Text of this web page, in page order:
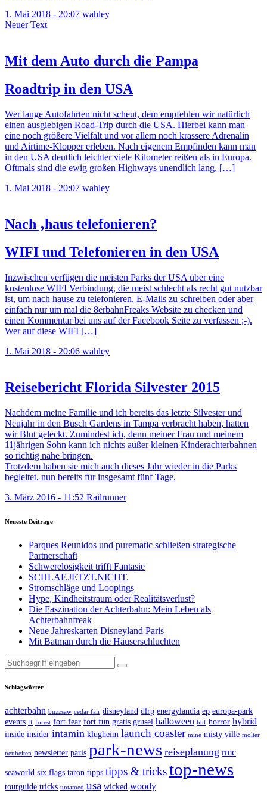
1. Mai 2018 - 20:07 wahley
Neuer Text
Mit dem Auto durch die Pampa
Roadtrip in den USA
Wer lange Autofahrten nicht scheut, dem empfehlen wir natürlich
einen ausgiebigen Road-Trip durch die USA. Hierbei kann man
eine noch größere Vielfalt und vor allem noch krassere Adrenalin
und Airtime-Klopper erleben. Nach eigenem Empfinden kann man
in den USA deutlich leichter viele Kilometer reißen als in Europa.
Oftmals sind die ewig großen Highways unendlich lang. […]
1. Mai 2018 - 20:07 wahley
Nach ‚haus telefonieren?
WIFI und Telefonieren in den USA
Inzwischen verfügen die meisten Parks der USA über eine
kostenlose WIFI Verbindung, die meist schlecht als recht gut nutzbar
ist, um nach hause zu telefonieren, E-Mails zu schreiben oder aber
einfach nur um mal die 8erbahnFreaks Website zu checken und
einen Kommentar bei uns auf der Facebook Seite zu verfassen ;-).
Wer auf diese WIFI […]
1. Mai 2018 - 20:06 wahley
Reisebericht Florida Silvester 2015
Nachdem meine Familie und ich bereits das letzte Silvester und
Neujahr in den Busch Gardens in Tampa verbracht haben, hatten
wir Blut geleckt. Zumindest ich, denn meiner Frau und meinem
11jährigen Sohn kann ich nichts außer kleinen Kinderachterbahnen
so richtig nahe bringen.
Trotzdem haben sie mich auch dieses Jahr wieder in die Parks
begleitet, nun bereits für insgesamt fünf Tage.
3. März 2016 - 11:52 Railrunner
Neueste Beiträge
Parques Reunidos und purematic schließen strategische
Partnerschaft
Schwerelosigkeit trifft Fantasie
SCHLAF.JETZT.NICHT.
Stromschläge und Loopings
Hype, Kindheitstraum oder Realitätsverlust?
Die Faszination der Achterbahn: Mein Leben als
Achterbahnfreak
Neue Jahreskarten Disneyland Paris
Mit Batman durch die Häuserschluchten
Suche
nach:
Schlagwörter
achterbahn buzzsaw cedar fair disneyland dlrp energylandia ep europa-park
events ff forest fort fear fort fun gratis grusel halloween hhf horror hybrid
inside insider intamin klugheim launch coaster mine misty ville mölter
neuheiten newsletter paris park-news reiseplanung rmc
seaworld six flags taron tipps tipps & trickstop-news
tourguide tricks untamed usa wicked woody